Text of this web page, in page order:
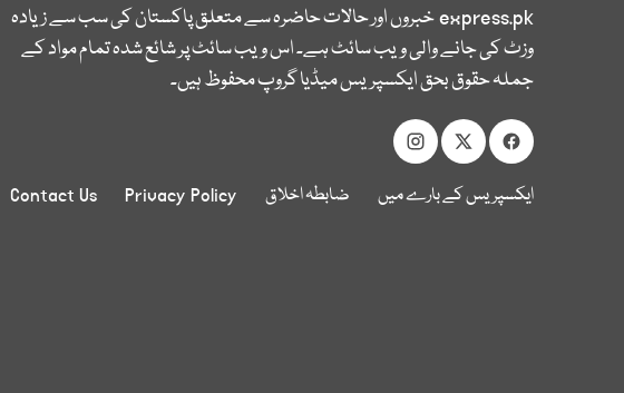
express.pkخبروں اور حالات حاضرہ سے متعلق پاکستان کی سب سے زیادہ
وزٹ کی جانے والی ویب سائٹ ہے۔ اس ویب سائٹ پر شائع شدہ تمام مواد کے
جملہ حقوق بحق ایکسپریس میڈیا گروپ محفوظ ہیں۔
ایکسپریس کے بارے میں ضابطہ اخلاق Privacy Policy
Contact Us